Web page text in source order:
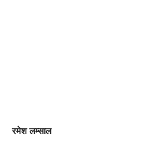
रमेश लम्साल